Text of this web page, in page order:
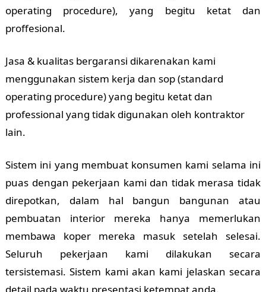
operating procedure), yang begitu ketat dan
proffesional.
Jasa & kualitas bergaransi dikarenakan kami
menggunakan sistem kerja dan sop (standard
operating procedure) yang begitu ketat dan
professional yang tidak digunakan oleh kontraktor
lain.
Sistem ini yang membuat konsumen kami selama ini
puas dengan pekerjaan kami dan tidak merasa tidak
direpotkan, dalam hal bangun bangunan atau
pembuatan interior mereka hanya memerlukan
membawa koper mereka masuk setelah selesai.
Seluruh pekerjaan kami dilakukan secara
tersistemasi. Sistem kami akan kami jelaskan secara